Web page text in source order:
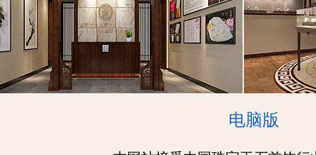
电脑版